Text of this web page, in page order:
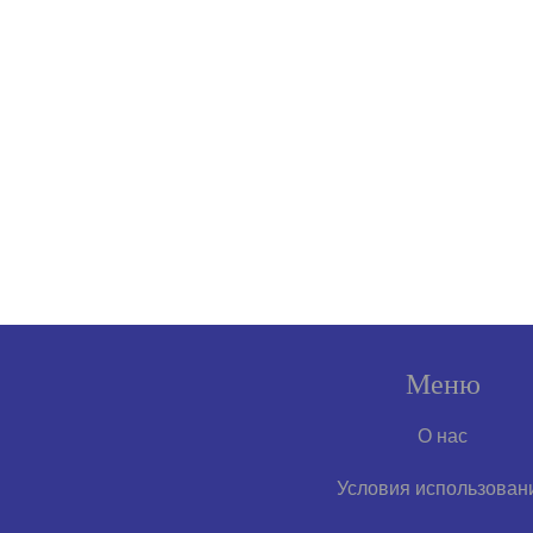
Меню
О нас
Условия